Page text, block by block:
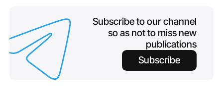
Subscribe to our channel
so as not to miss new
publications
Subscribe